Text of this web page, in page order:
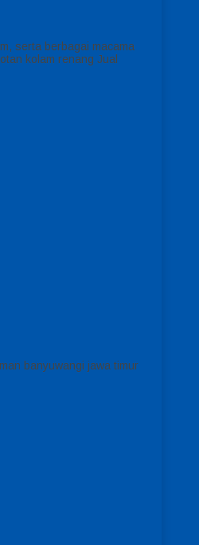
serta berbagai macama
kolam renang Jual
banyuwangi jawa timur